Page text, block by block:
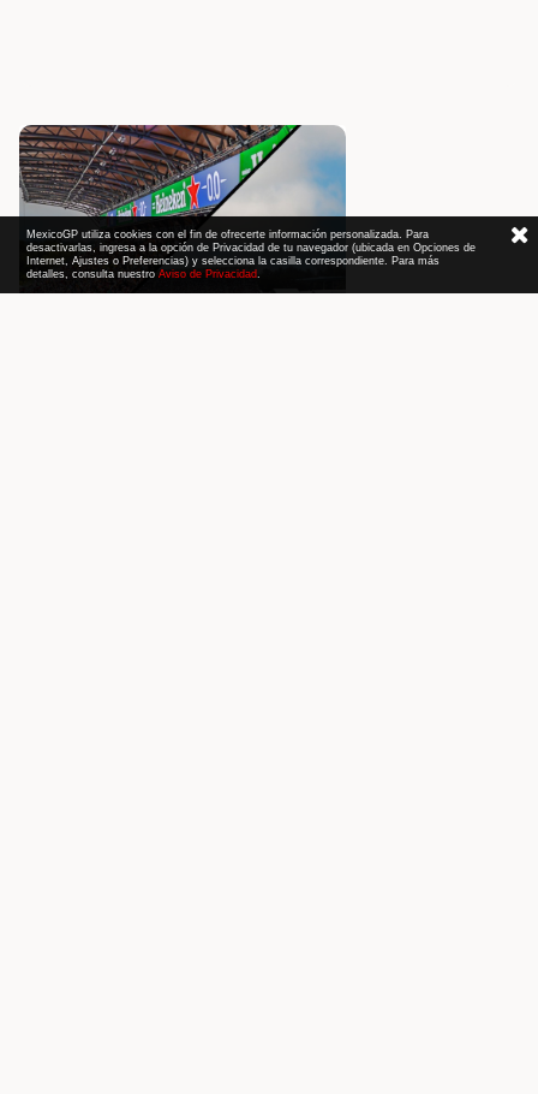
MexicoGP utiliza cookies con el fin de ofrecerte información personalizada. Para
desactivarlas, ingresa a la opción de Privacidad de tu navegador (ubicada en Opciones de
Internet, Ajustes o Preferencias) y selecciona la casilla correspondiente. Para más
detalles, consulta nuestroAviso de Privacidad.